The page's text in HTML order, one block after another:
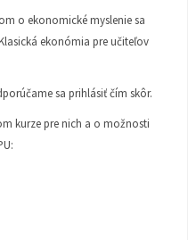
o ekonomické myslenie sa
ekonómia pre učiteľov
sa prihlásiť čím skôr.
kurze pre nich a o možnosti